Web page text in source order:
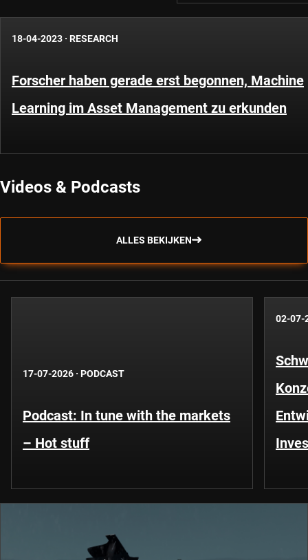
18-04-2023 · RESEARCH
Forscher haben gerade erst begonnen, Machine
Learning im Asset Management zu erkunden
Videos & Podcasts
ALLES BEKIJKEN
17-07-2026 · PODCAST
Podcast: In tune with the markets
– Hot stuff
02-07-